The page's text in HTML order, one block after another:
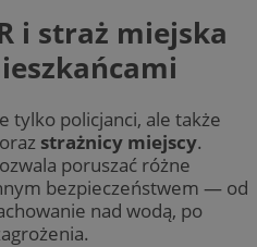
i straż miejska
tylko policjanci, ale także
oraz strażnicy miejscy.
poruszać różne
bezpieczeństwem — od
nad wodą, po